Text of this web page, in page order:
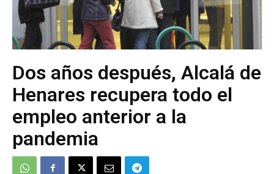
Dos años después, Alcalá de
Henares recupera todo el
empleo anterior a la
pandemia